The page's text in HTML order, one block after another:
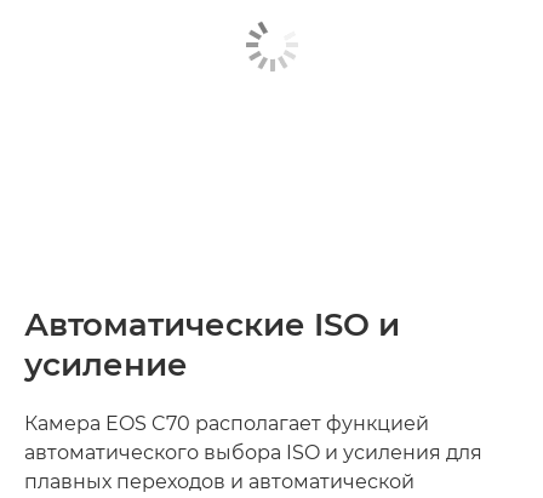
Автоматические ISO и
усиление
Камера EOS C70 располагает функцией
автоматического выбора ISO и усиления для
плавных переходов и автоматической